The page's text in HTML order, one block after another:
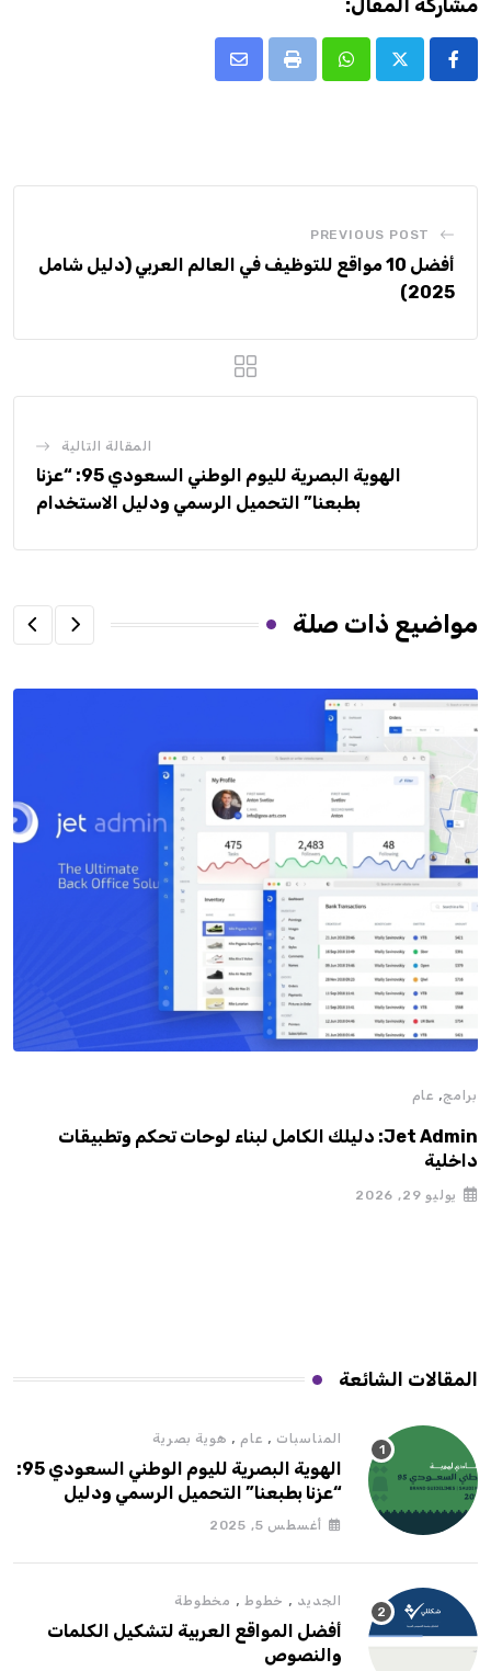
مشاركة المقال:
Whatsapp
Print
Share
PREVIOUS POST
أفضل 10 مواقع للتوظيف في العالم العربي (دليل شامل
2025)
المقالة التالية
الهوية البصرية لليوم الوطني السعودي 95: “عزنا
بطبعنا” التحميل الرسمي ودليل الاستخدام
مواضيع ذات صلة
برامج, عام
Jet Admin: دليلك الكامل لبناء لوحات تحكم وتطبيقات
داخلية
يوليو 29, 2026
المقالات الشائعة
المناسبات , عام , هوية بصرية
الهوية البصرية لليوم الوطني السعودي 95:
“عزنا بطبعنا” التحميل الرسمي ودليل
الاستخدام
أغسطس 5, 2025
الجديد , خطوط , مخطوطة
أفضل المواقع العربية لتشكيل الكلمات
والنصوص